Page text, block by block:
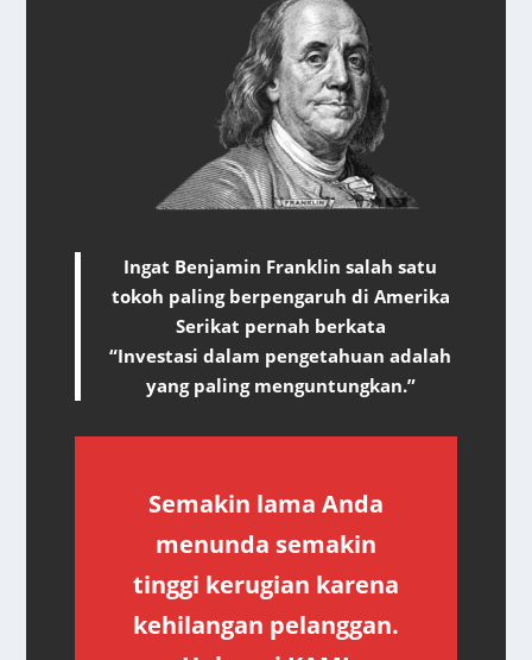
Ingat Benjamin Franklin salah satu
tokoh paling berpengaruh di Amerika
Serikat pernah berkata
“Investasi dalam pengetahuan adalah
yang paling menguntungkan.”
Semakin lama Anda
menunda semakin
tinggi kerugian karena
kehilangan pelanggan.